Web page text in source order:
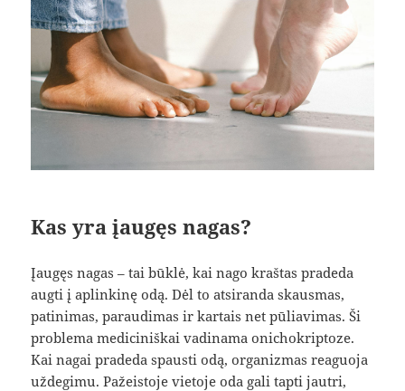
Kas yra įaugęs nagas?
Įaugęs nagas – tai būklė, kai nago kraštas pradeda
augti į aplinkinę odą. Dėl to atsiranda skausmas,
patinimas, paraudimas ir kartais net pūliavimas. Ši
problema mediciniškai vadinama onichokriptoze.
Kai nagai pradeda spausti odą, organizmas reaguoja
uždegimu. Pažeistoje vietoje oda gali tapti jautri,